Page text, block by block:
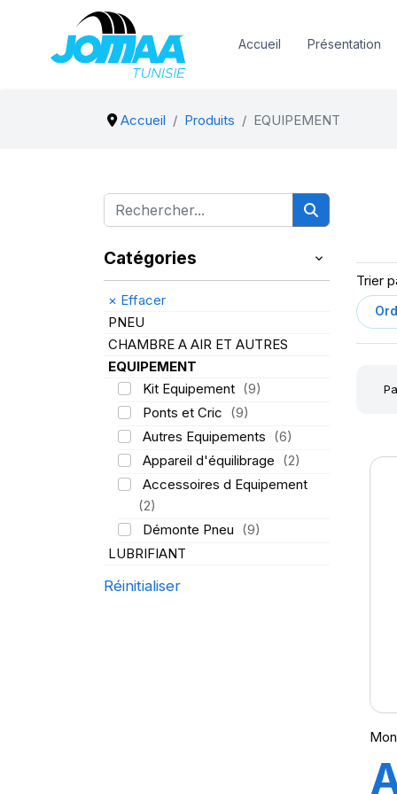
Accueil Présentation
Accueil Produits EQUIPEMENT
Catégories
× Effacer
PNEU
CHAMBRE A AIR ET AUTRES
EQUIPEMENT
Kit Equipement (9)
Ponts et Cric (9)
Autres Equipements (6)
Appareil d'équilibrage (2)
Accessoires d Equipement
(2)
Démonte Pneu (9)
LUBRIFIANT
Réinitialiser
Trier